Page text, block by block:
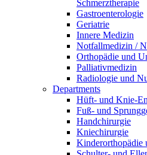
Schmerztherapie
Gastroenterologie
Geriatrie
Innere Medizin
Notfallmedizin /
Orthopädie und
Palliativmedizin
Radiologie und
Departments
Hüft- und Knie-
Fuß- und
Handchirurgie
Kniechirurgie
Kinderorthopädie